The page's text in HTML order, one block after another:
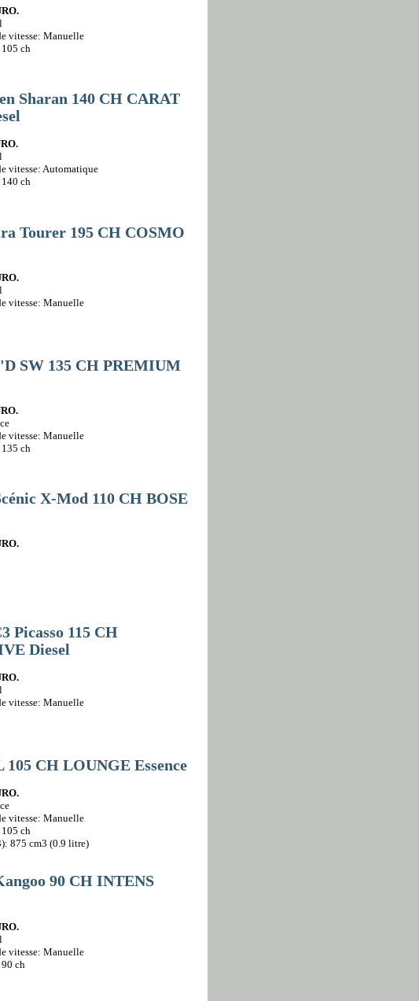
vitesse: Manuelle
105 ch
Sharan 140 CH CARAT
vitesse: Automatique
140 ch
Tourer 195 CH COSMO
vitesse: Manuelle
SW 135 CH PREMIUM
vitesse: Manuelle
135 ch
X-Mod 110 CH BOSE
Picasso 115 CH
Diesel
vitesse: Manuelle
105 CH LOUNGE Essence
vitesse: Manuelle
105 ch
875 cm3 (0.9 litre)
90 CH INTENS
vitesse: Manuelle
ch